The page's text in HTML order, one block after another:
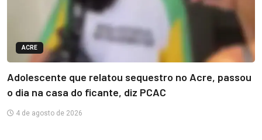
ACRE
Adolescente que relatou sequestro no Acre, passou
o dia na casa do ficante, diz PCAC
4 de agosto de 2026